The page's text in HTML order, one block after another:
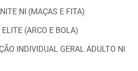
NI (MAÇAS E FITA)
(ARCO E BOLA)
INDIVIDUAL GERAL ADULTO NI